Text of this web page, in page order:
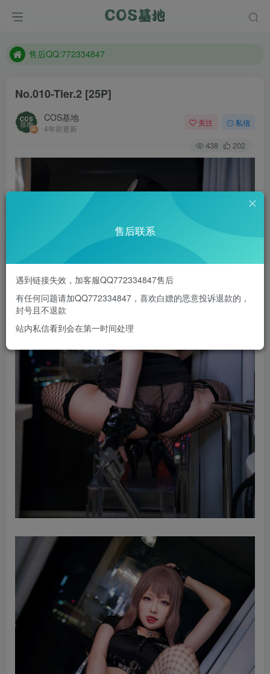
防失联：百度搜索《趣画刊》，实时查看最新站点。
售后QQ:772334847
No.010-Tier.2 [25P]
COS基地
4年前更新
关注 私信
438 202
售后联系
遇到链接失效，加客服QQ772334847售后
有任何问题请加QQ772334847，喜欢白嫖的恶意投诉退款的，
封号且不退款
站内私信看到会在第一时间处理